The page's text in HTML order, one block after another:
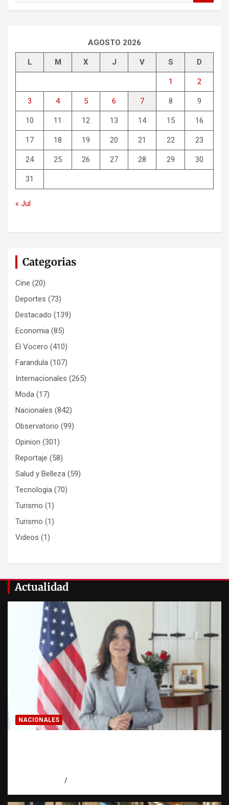
AGOSTO 2026
L M X J V S D
1 2
3 4 5 6 7 8 9
10 11 12 13 14 15 16
17 18 19 20 21 22 23
24 25 26 27 28 29 30
31
« Jul
Categorias
Cine (20)
Deportes (73)
Destacado (139)
Economia (85)
El Vocero (410)
Farandula (107)
Internacionales (265)
Moda (17)
Nacionales (842)
Observatorio (99)
Opinion (301)
Reportaje (58)
Salud y Belleza (59)
Tecnologia (70)
Turismo (1)
Turismo (1)
Videos (1)
Actualidad
NACIONALES